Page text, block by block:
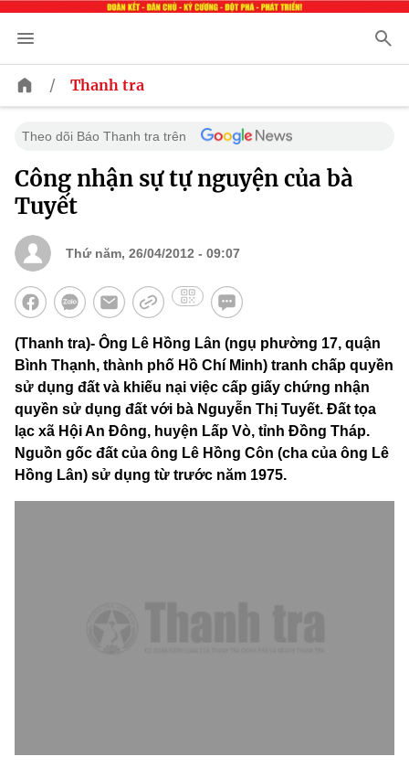
/ Thanh tra
Theo dõi Báo Thanh tra trên
Công nhận sự tự nguyện của bà
Tuyết
Thứ năm, 26/04/2012 - 09:07
(Thanh tra)- Ông Lê Hồng Lân (ngụ phường 17, quận
Bình Thạnh, thành phố Hồ Chí Minh) tranh chấp quyền
sử dụng đất và khiếu nại việc cấp giấy chứng nhận
quyền sử dụng đất với bà Nguyễn Thị Tuyết. Đất tọa
lạc xã Hội An Đông, huyện Lấp Vò, tỉnh Đồng Tháp.
Nguồn gốc đất của ông Lê Hồng Côn (cha của ông Lê
Hồng Lân) sử dụng từ trước năm 1975.